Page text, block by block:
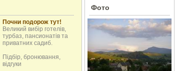
Почни подорож тут!
Великий вибір готелів,
турбаз, пансионатів та
приватних садиб.
Підбір, бронювання,
відгуки
Фото